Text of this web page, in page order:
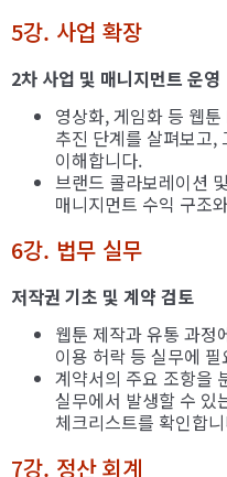
5강. 사업 확장
2차 사업 및 매니지먼트 운영
영상화, 게임화 등 웹
추진 단계를 살펴보고,
이해합니다.
브랜드 콜라보레이션
매니지먼트 수익 구조
6강. 법무 실무
저작권 기초 및 계약 검토
웹툰 제작과 유통 과정
이용 허락 등 실무에
계약서의 주요 조항을
실무에서 발생할 수 있
체크리스트를 확인합
7강. 정산 회계